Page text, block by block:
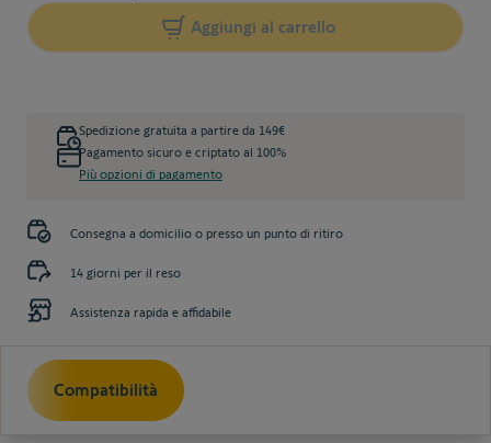
Aggiungi al carrello
Spedizione gratuita a partire da 149€
Pagamento sicuro e criptato al 100%
Più opzioni di pagamento
Consegna a domicilio o presso un punto di ritiro
14 giorni per il reso
Assistenza rapida e affidabile
Compatibilità